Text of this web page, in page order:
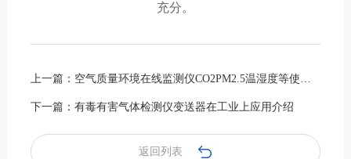
充分。
上一篇： 空气质量环境在线监测仪CO2PM2.5温湿度等使用案例
下一篇： 有毒有害气体检测仪变送器在工业上应用介绍
返回列表